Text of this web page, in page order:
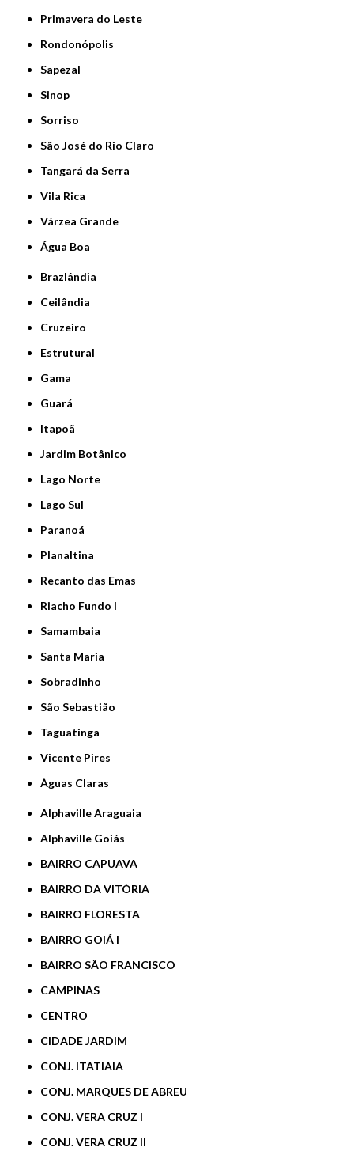
Primavera do Leste
Rondonópolis
Sapezal
Sinop
Sorriso
São José do Rio Claro
Tangará da Serra
Vila Rica
Várzea Grande
Água Boa
Brazlândia
Ceilândia
Cruzeiro
Estrutural
Gama
Guará
Itapoã
Jardim Botânico
Lago Norte
Lago Sul
Paranoá
Planaltina
Recanto das Emas
Riacho Fundo I
Samambaia
Santa Maria
Sobradinho
São Sebastião
Taguatinga
Vicente Pires
Águas Claras
Alphaville Araguaia
Alphaville Goiás
BAIRRO CAPUAVA
BAIRRO DA VITÓRIA
BAIRRO FLORESTA
BAIRRO GOIÁ I
BAIRRO SÃO FRANCISCO
CAMPINAS
CENTRO
CIDADE JARDIM
CONJ. ITATIAIA
CONJ. MARQUES DE ABREU
CONJ. VERA CRUZ I
CONJ. VERA CRUZ II